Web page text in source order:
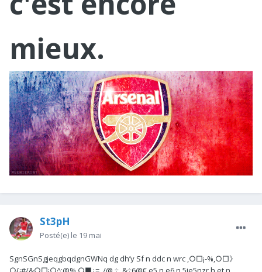
mieux.
St3pH
Posté(e) le 19 mai
SgnSGnSgjeqgbqdgnGWNq dg dh’y Sf n ddc n wrc ,○□¡-%,○□》